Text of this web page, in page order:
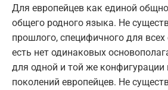
Для европейцев как единой
общего родного языка. Не
прошлого, специфичного для всех
есть нет одинаковых
для одной и той же конфигурации
поколений европейцев. Не